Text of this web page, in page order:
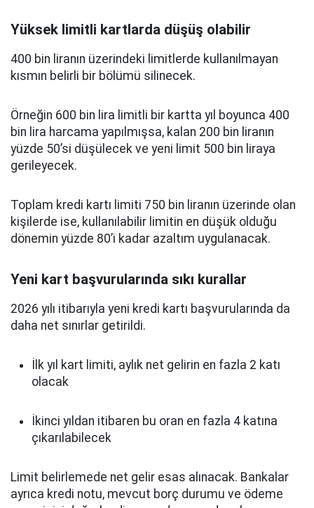
Yüksek limitli kartlarda düşüş olabilir
400 bin liranın üzerindeki limitlerde kullanılmayan
kısmın belirli bir bölümü silinecek.
Örneğin 600 bin lira limitli bir kartta yıl boyunca 400
bin lira harcama yapılmışsa, kalan 200 bin liranın
yüzde 50’si düşülecek ve yeni limit 500 bin liraya
gerileyecek.
Toplam kredi kartı limiti 750 bin liranın üzerinde olan
kişilerde ise, kullanılabilir limitin en düşük olduğu
dönemin yüzde 80’i kadar azaltım uygulanacak.
Yeni kart başvurularında sıkı kurallar
2026 yılı itibarıyla yeni kredi kartı başvurularında da
daha net sınırlar getirildi.
İlk yıl kart limiti, aylık net gelirin en fazla 2 katı
olacak
İkinci yıldan itibaren bu oran en fazla 4 katına
çıkarılabilecek
Limit belirlemede net gelir esas alınacak. Bankalar
ayrıca kredi notu, mevcut borç durumu ve ödeme